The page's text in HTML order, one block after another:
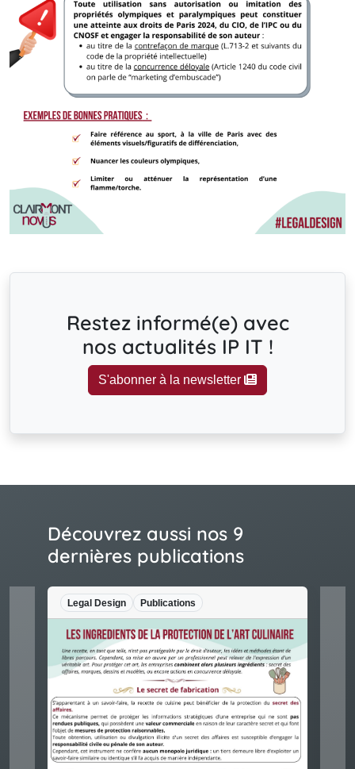
Restez informé(e) avec
nos actualités IP IT !
S'abonner à la newsletter
Découvrez aussi nos 9
dernières publications
Legal Design Publications